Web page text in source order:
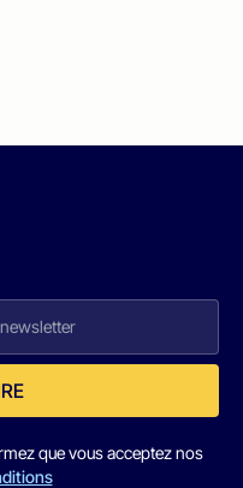
que vous acceptez nos